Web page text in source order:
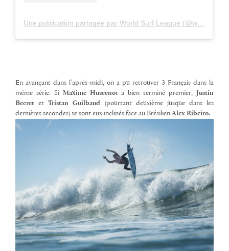
En avançant dans l’après-midi, on a pu retrouver 3 Français dans la
même série. Si Maxime Huscenot a bien terminé premier,
Justin
Becret etTristan Guilbaud
(pourtant deuxième jusque dans les
dernières secondes) se sont eux inclinés face au Brésilien Alex Ribeiro.